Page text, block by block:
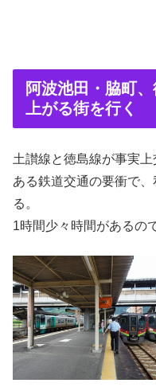
阿波池田・脇町
上がる街を行く
土讃線と徳島線が事実
ある鉄道交通の要衝で
る。
1時間少々時間があるの